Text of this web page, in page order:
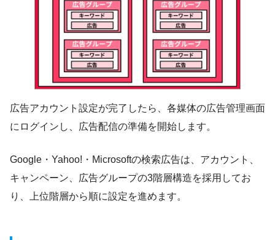
広告アカウント設定が完了したら、各媒体の広告管理画面
にログインし、広告配信の準備を開始します。
Google・Yahoo!・Microsoftの検索広告は、アカウント、
キャンペーン、広告グループの3階層構造を採用してお
り、上位階層から順に設定を進めます。